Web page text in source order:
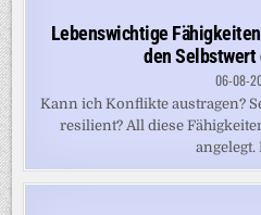
Lebenswichtige
den Selbstwert
06-08-
Kann ich Konflikte austragen?
resilient? All diese
angelegt.